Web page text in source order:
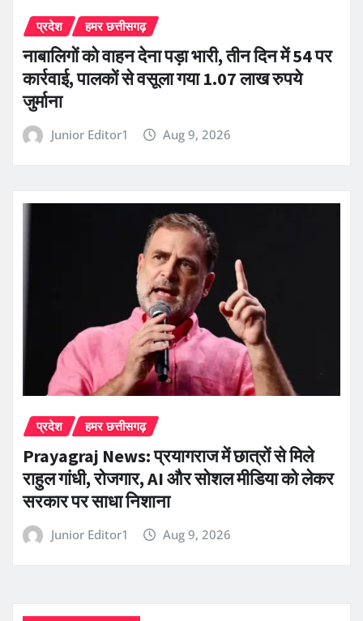
प्रदेश हमर छत्तीसगढ़
नाबालिगों को वाहन देना पड़ा भारी, तीन दिन में 54 पर
कार्रवाई, पालकों से वसूला गया 1.07 लाख रुपये
जुर्माना
Junior Editor1 Aug 9, 2026
प्रदेश हमर छत्तीसगढ़
Prayagraj News: प्रयागराज में छात्रों से मिले
राहुल गांधी, रोजगार, AI और सोशल मीडिया को लेकर
सरकार पर साधा निशाना
Junior Editor1 Aug 9, 2026